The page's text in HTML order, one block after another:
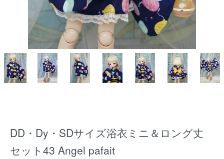
DD・Dy・SDサイズ浴衣ミニ＆ロング丈
セット43 Angel pafait